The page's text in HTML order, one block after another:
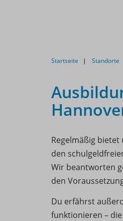
Startseite Standorte
Regelmäßig
den
Wir beantworten
den
Du erfährst
funktionieren –